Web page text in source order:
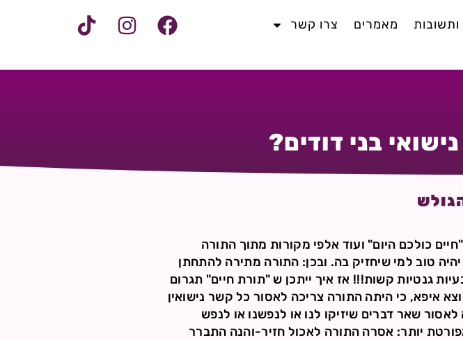
מאמרים צרו קשר
בני דודים?
כולכם היום" ועוד אלפי מקורות מתוך התורה
טוב למי שיחזיק בה. ובכן: התורה מתירה להתחתן
גנטיות קשות!!! אז איך ייתכן ש "תורת חיים" תגרום
איפא, כי היתה התורה צריכה לאסור כל קשר נישואין
שאר דברים שיזיקו לנו או לנפשנו או לנפש
יותר: אסרה התורה לאכול חזיר-והנה התברר